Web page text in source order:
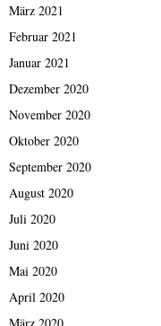
März 2021
Februar 2021
Januar 2021
Dezember 2020
November 2020
Oktober 2020
September 2020
August 2020
Juli 2020
Juni 2020
Mai 2020
April 2020